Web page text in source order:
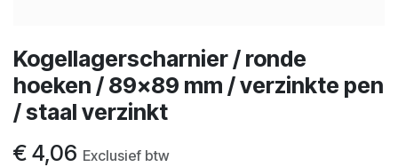
Kogellagerscharnier / ronde
hoeken / 89x89 mm / verzinkte pen
/ staal verzinkt
€ 4,06 Exclusief btw